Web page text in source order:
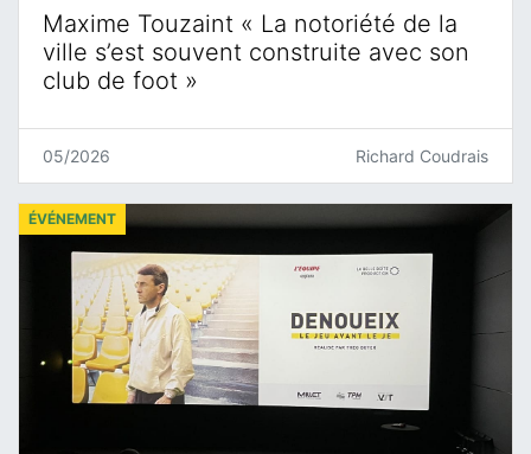
Maxime Touzaint « La notoriété de la
ville s’est souvent construite avec son
club de foot »
05/2026 Richard Coudrais
ÉVÉNEMENT